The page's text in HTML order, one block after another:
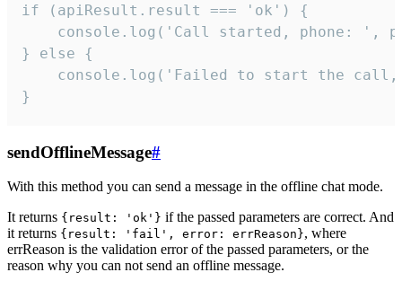
if (apiResult.result === 'ok') {
console.log('Call started, phone: ',
} else {
console.log('Failed to start the
}
sendOfflineMessage#
With this method you can send a message in the offline chat mode.
It returns {result: 'ok'} if the passed parameters are correct. And
it returns {result: 'fail', error: errReason}, where
errReason is the validation error of the passed parameters, or the
reason why you can not send an offline message.